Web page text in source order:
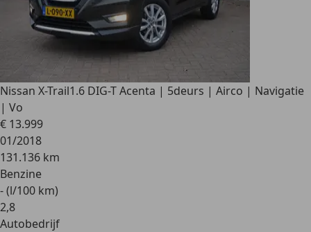
Nissan X-Trail1.6 DIG-T Acenta | 5deurs | Airco | Navigatie
| Vo
€ 13.999
01/2018
131.136 km
Benzine
- (l/100 km)
2,8
Autobedrijf